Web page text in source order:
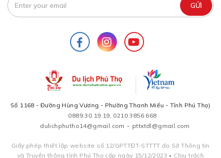
Số 1168 - Đường Hùng Vương - Phường Thanh Miếu - Tỉnh Phú Thọ)
0889.30.19.19, 0210 3856 668
dulichphutho14@gmail.com - pttxtdl@gmail.com
Giấy phép thiết lập website số 12/GPTTĐT-STTTT do Sở Thông tin
và Truyền thông tỉnh Phú Thọ cấp ngày 15/12/2023 • Chịu trách